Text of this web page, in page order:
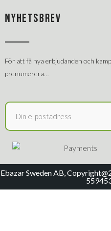
NYHETSBREV
För att få nya erbjudanden och
prenumerera…
Ebazar Sweden AB,